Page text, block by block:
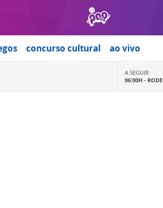
concurso cultural ao vivo
A SEGUIR
06:00H -